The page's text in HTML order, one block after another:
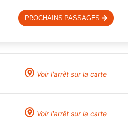
PROCHAINS PASSAGES
Voir l'arrêt sur la carte
Voir l'arrêt sur la carte